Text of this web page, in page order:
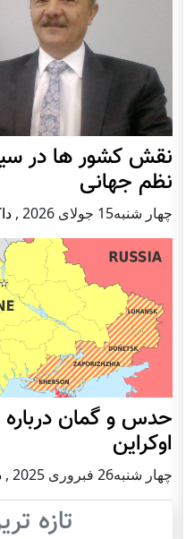
نقش کشور ها در
نظم جهانی
چهار شنبه15 جولای 2026 ,
حدس و گمان
اوکراین
چهار شنبه26 فبروری 2025 ,
تازه